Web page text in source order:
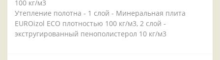
100 кг/м3
Утепление полотна - 1 слой - Минеральная плита
EUROizol ECO плотностью 100 кг/м3, 2 слой -
экстругированный пенополистерол 10 кг/м3